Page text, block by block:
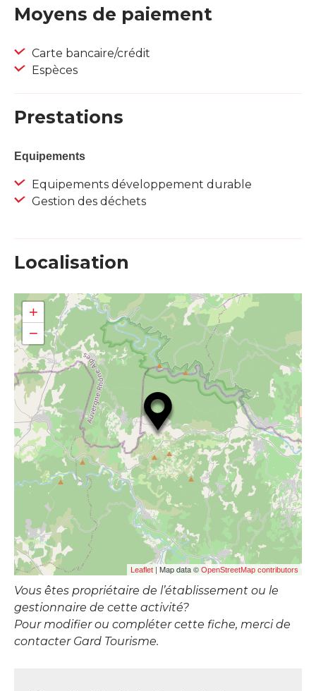
Moyens de paiement
Carte bancaire/crédit
Espèces
Prestations
Equipements
Equipements développement durable
Gestion des déchets
Localisation
+
−
Leaflet | Map data © OpenStreetMap contributors
Vous êtes propriétaire de l’établissement ou le
gestionnaire de cette activité?
Pour modifier ou compléter cette fiche, merci de
contacter Gard Tourisme.